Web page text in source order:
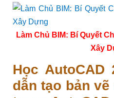
Làm Chủ BIM: Bí Quyết
Xây
Học AutoCAD
dẫn tạo bản vẽ